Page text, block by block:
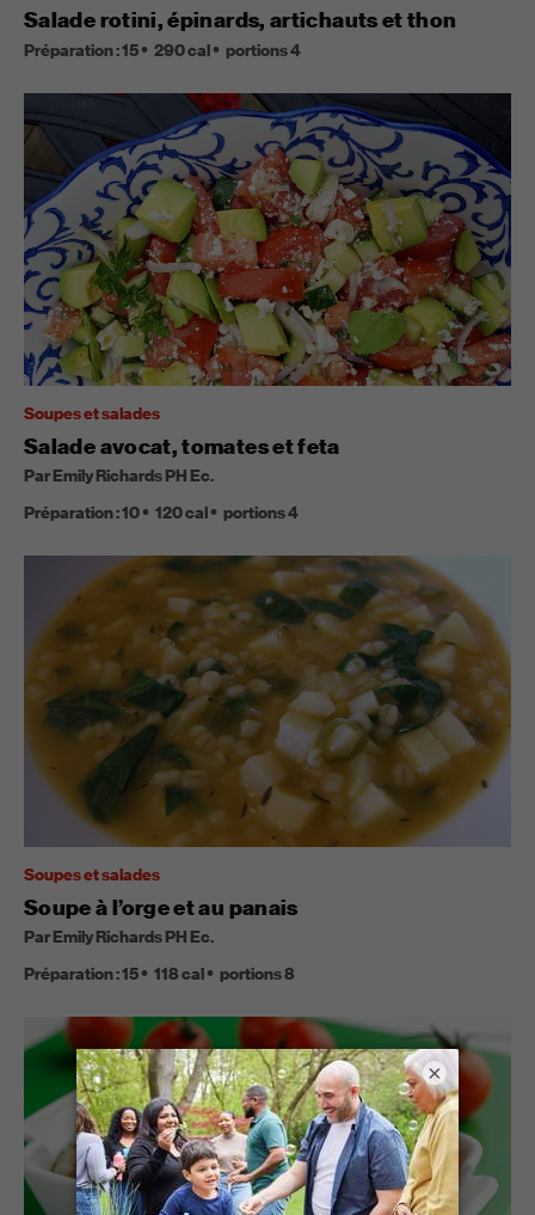
Salade rotini, épinards, artichauts et thon
Préparation :15 290cal portions4
Soupes et salades
Salade avocat, tomates et feta
Par Emily Richards PH Ec.
Préparation :10 120cal portions4
Soupes et salades
Soupe à l’orge et au panais
Par Emily Richards PH Ec.
Préparation :15 118cal portions8
×